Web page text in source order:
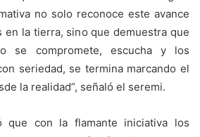
no solo reconoce este avance
en la tierra, sino que demuestra que
se compromete, escucha y los
seriedad, se termina marcando el
la realidad”, señaló el seremi.
que con la flamante iniciativa los